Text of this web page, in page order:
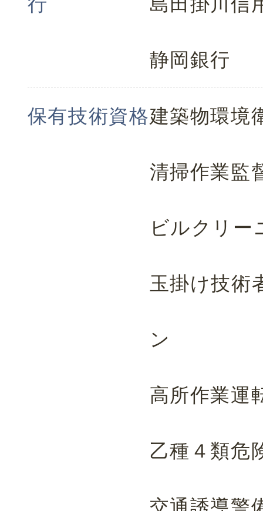
静岡銀行
保有技術資格建築物環境
清掃作業監
ビルクリー
玉掛け技術
ン
高所作業運
乙種４類危
交通誘導警